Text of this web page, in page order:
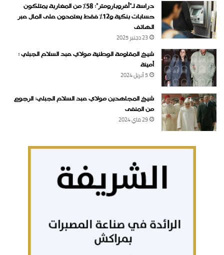
دراسة لـ“أفروبارومتر”: 58٪ من المغاربة يمتلكون
حسابات بنكية و12٪ فقط يعتمدون على المال عبر
الهاتف
23 دجنبر 2025
شيخ المقاومة الوطنية مولاي عبد السلام الجبلي :
أمينة
5 أبريل 2024
شيخ المجاهدين مولاي عبد السلام الجبلي: الرجوع
من المنفى
29 ماي 2024